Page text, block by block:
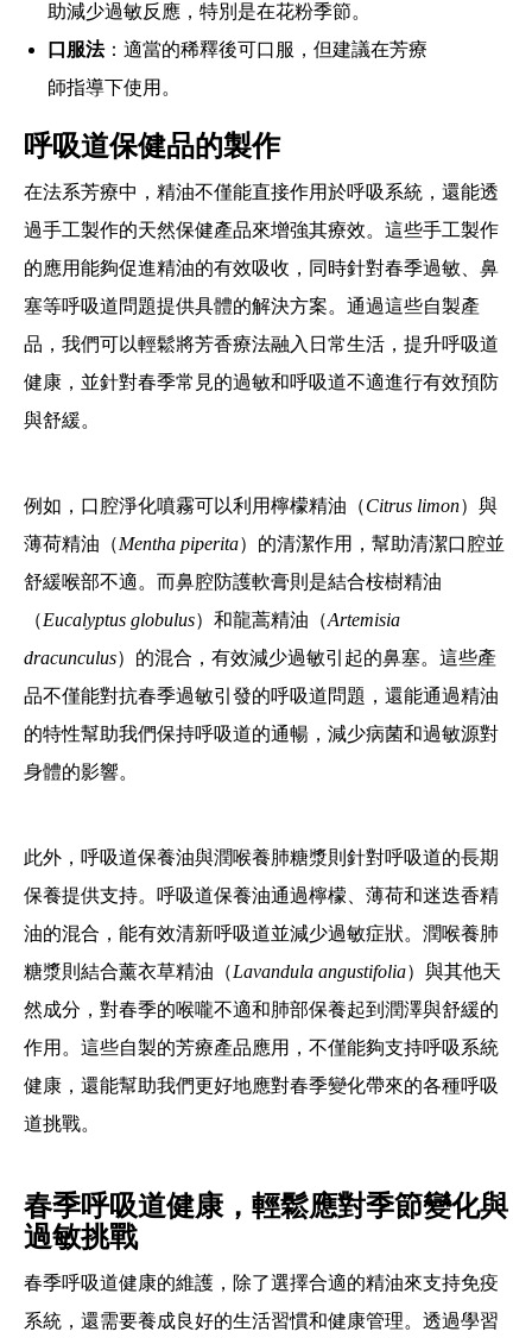
助減少過敏反應，特別是在花粉季節。
口服法：適當的稀釋後可口服，但建議在芳療
師指導下使用。
呼吸道保健品的製作
在法系芳療中，精油不僅能直接作用於呼吸系統，還能透
過手工製作的天然保健產品來增強其療效。這些手工製作
的應用能夠促進精油的有效吸收，同時針對春季過敏、鼻
塞等呼吸道問題提供具體的解決方案。通過這些自製產
品，我們可以輕鬆將芳香療法融入日常生活，提升呼吸道
健康，並針對春季常見的過敏和呼吸道不適進行有效預防
與舒緩。
例如，口腔淨化噴霧可以利用檸檬精油（Citrus limon）與
薄荷精油（Mentha piperita）的清潔作用，幫助清潔口腔並
舒緩喉部不適。而鼻腔防護軟膏則是結合桉樹精油
（Eucalyptus globulus）和龍蒿精油（Artemisia
dracunculus）的混合，有效減少過敏引起的鼻塞。這些產
品不僅能對抗春季過敏引發的呼吸道問題，還能通過精油
的特性幫助我們保持呼吸道的通暢，減少病菌和過敏源對
身體的影響。
此外，呼吸道保養油與潤喉養肺糖漿則針對呼吸道的長期
保養提供支持。呼吸道保養油通過檸檬、薄荷和迷迭香精
油的混合，能有效清新呼吸道並減少過敏症狀。潤喉養肺
糖漿則結合薰衣草精油（Lavandula angustifolia）與其他天
然成分，對春季的喉嚨不適和肺部保養起到潤澤與舒緩的
作用。這些自製的芳療產品應用，不僅能夠支持呼吸系統
健康，還能幫助我們更好地應對春季變化帶來的各種呼吸
道挑戰。
春季呼吸道健康，輕鬆應對季節變化與
過敏挑戰
春季呼吸道健康的維護，除了選擇合適的精油來支持免疫
系統，還需要養成良好的生活習慣和健康管理。透過學習